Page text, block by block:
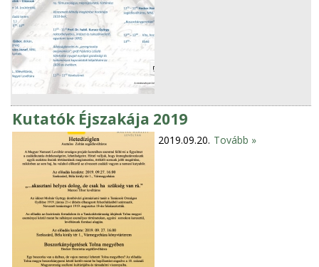
Kutatók Éjszakája 2019
2019.09.20. Tovább »